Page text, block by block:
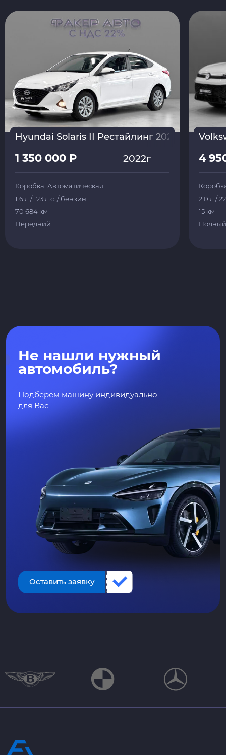
Hyundai Solaris II Рестайлинг 2022
1 350 000 Р 2022г
Коробка: Автоматическая
1.6 л / 123 л.с. / бензин
70 684 км
Передний
4
2.0 л /
15 км
Полный
Не нашли нужный
автомобиль?
Подберем машину индивидуально
для Вас
Оставить заявку